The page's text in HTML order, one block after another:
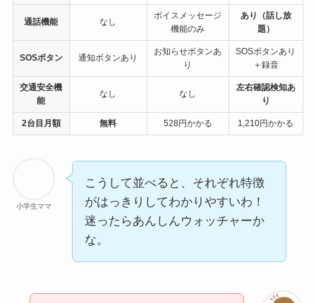
通話機能 なし
ボイスメッセージ
機能のみ
あり（話し放
題）
SOSボタン 通知ボタンあり
お知らせボタンあ
り
SOSボタンあり
＋録音
交通安全機
能
なし なし
左右確認検知あ
り
2台目月額 無料 528円かかる 1,210円かかる
小学生ママ
こうして並べると、それぞれ特徴
がはっきりしてわかりやすいわ！
迷ったらあんしんウォッチャーか
な。